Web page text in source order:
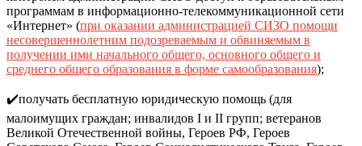
программам в информационно-телекоммуникационной сети
«Интернет» (при оказании администрацией СИЗО помощи
несовершеннолетним подозреваемым и обвиняемым в
получении ими начального общего, основного общего и
среднего общего образования в форме самообразования);
✔️получать бесплатную юридическую помощь (для
малоимущих граждан; инвалидов I и II групп; ветеранов
Великой Отечественной войны, Героев РФ, Героев